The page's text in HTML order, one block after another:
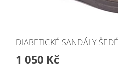
DIABETICKÉ SANDÁLY ŠEDÉ
1 050 Kč